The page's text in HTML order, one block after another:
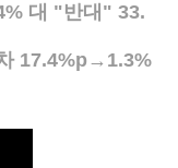
대 "반대" 33.
17.4%p→1.3%